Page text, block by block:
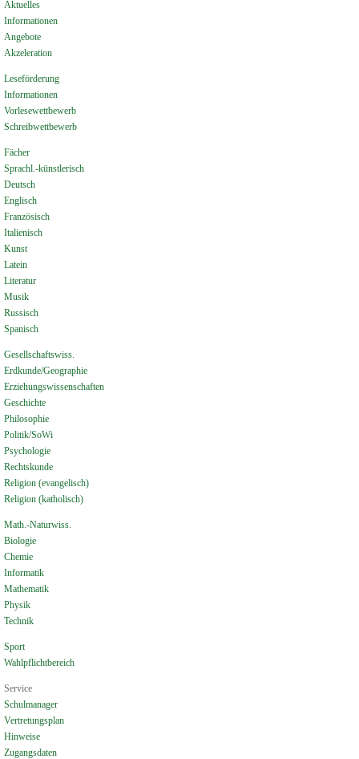
Aktuelles
Informationen
Angebote
Akzeleration
Leseförderung
Informationen
Vorlesewettbewerb
Schreibwettbewerb
Fächer
Sprachl.-künstlerisch
Deutsch
Englisch
Französisch
Italienisch
Kunst
Latein
Literatur
Musik
Russisch
Spanisch
Gesellschaftswiss.
Erdkunde/Geographie
Erziehungswissenschaften
Geschichte
Philosophie
Politik/SoWi
Psychologie
Rechtskunde
Religion (evangelisch)
Religion (katholisch)
Math.-Naturwiss.
Biologie
Chemie
Informatik
Mathematik
Physik
Technik
Sport
Wahlpflichtbereich
Service
Schulmanager
Vertretungsplan
Hinweise
Zugangsdaten